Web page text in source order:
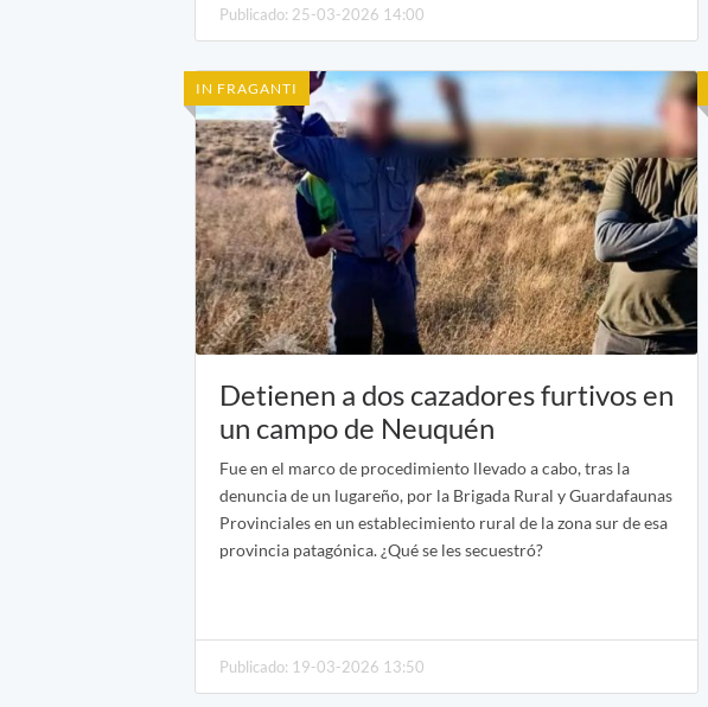
Publicado: 25-03-2026 14:00
IN FRAGANTI
Detienen a dos cazadores furtivos en
un campo de Neuquén
Fue en el marco de procedimiento llevado a cabo, tras la
denuncia de un lugareño, por la Brigada Rural y Guardafaunas
Provinciales en un establecimiento rural de la zona sur de esa
provincia patagónica. ¿Qué se les secuestró?
Publicado: 19-03-2026 13:50